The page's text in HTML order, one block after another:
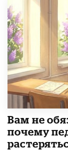
​Вам не
почему